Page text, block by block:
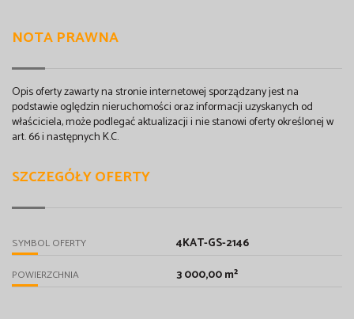
NOTA PRAWNA
Opis oferty zawarty na stronie internetowej sporządzany jest na
podstawie oględzin nieruchomości oraz informacji uzyskanych od
właściciela, może podlegać aktualizacji i nie stanowi oferty określonej w
art. 66 i następnych K.C.
SZCZEGÓŁY OFERTY
SYMBOL OFERTY 4KAT-GS-2146
POWIERZCHNIA 3 000,00 m²